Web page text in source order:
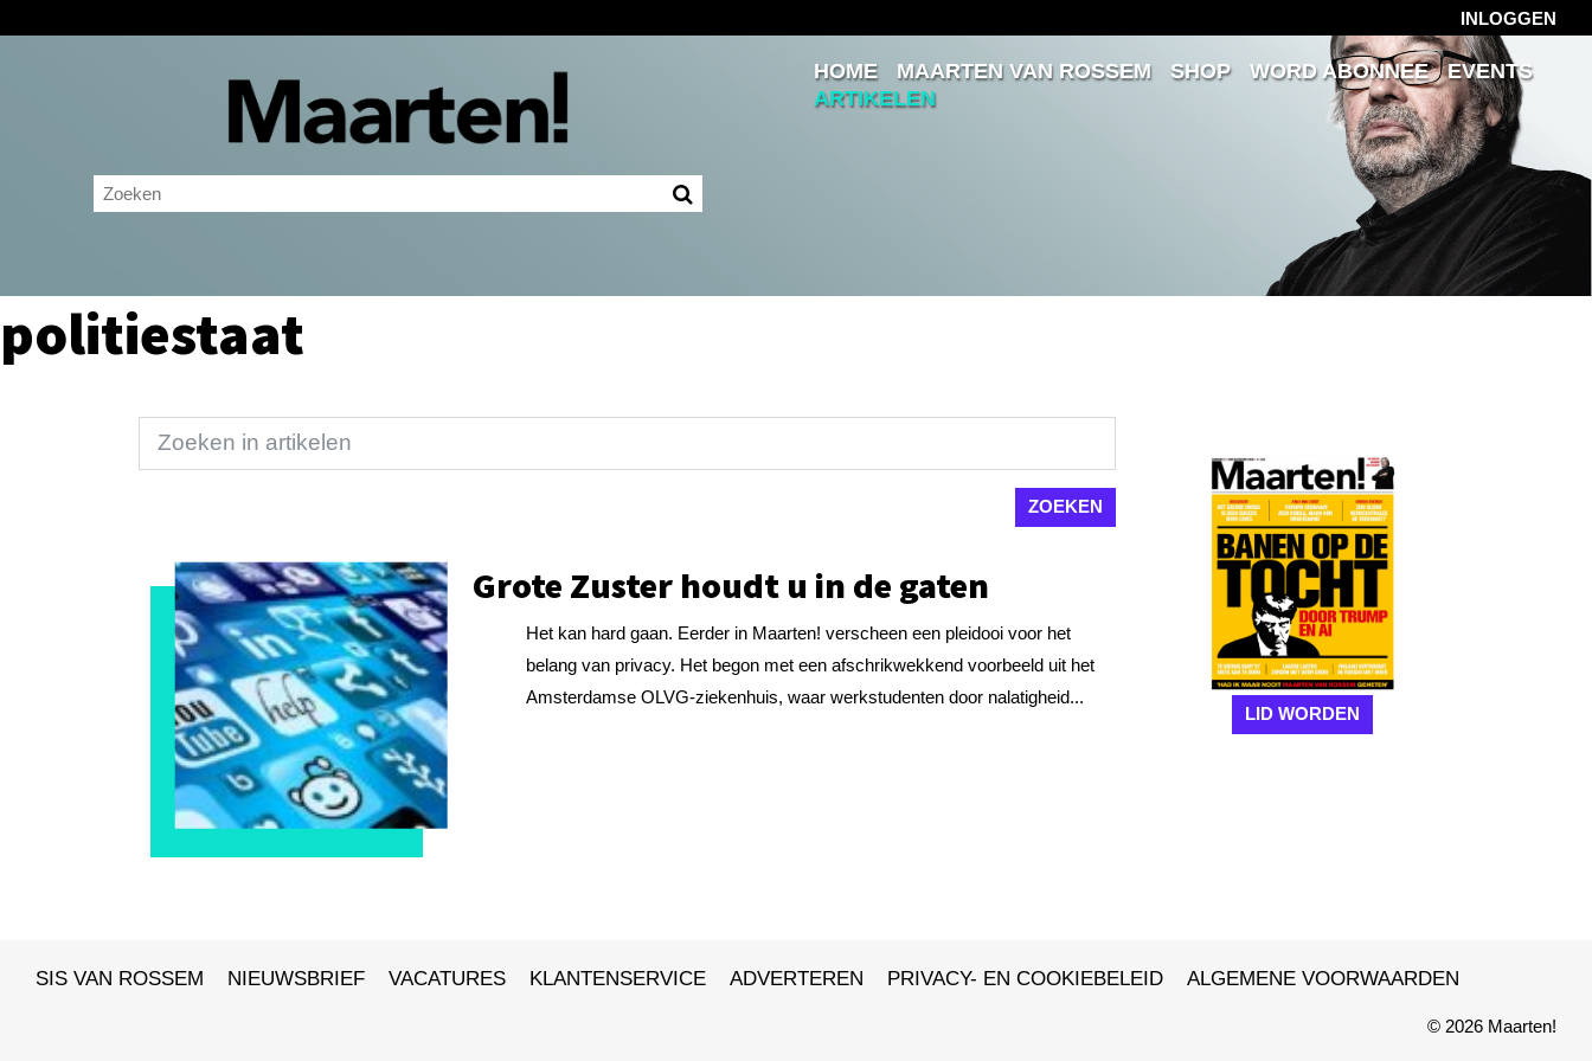
INLOGGEN
Inloggen
Ingelogd blijven
HOME MAARTEN VAN ROSSEM SHOP WORD ABONNEE
EVENTS
ARTIKELEN
politiestaat
Grote Zuster houdt u in de gaten
Het kan hard gaan. Eerder in Maarten! verscheen een pleidooi voor het
belang van privacy. Het begon met een afschrikwekkend voorbeeld uit het
Amsterdamse OLVG-ziekenhuis, waar werkstudenten door nalatigheid...
LID WORDEN
SIS VAN ROSSEM NIEUWSBRIEF VACATURES KLANTENSERVICE ADVERTEREN PRIVACY- EN COOKIEBELEID ALGEMENE VOORWAARDEN
© 2026 Maarten!